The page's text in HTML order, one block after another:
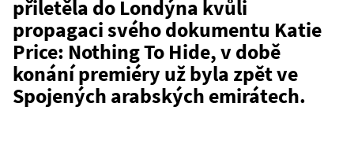
přiletěla do Londýna kvůli
propagaci svého dokumentu Katie
Price: Nothing To Hide, v době
konání premiéry už byla zpět ve
Spojených arabských emirátech.